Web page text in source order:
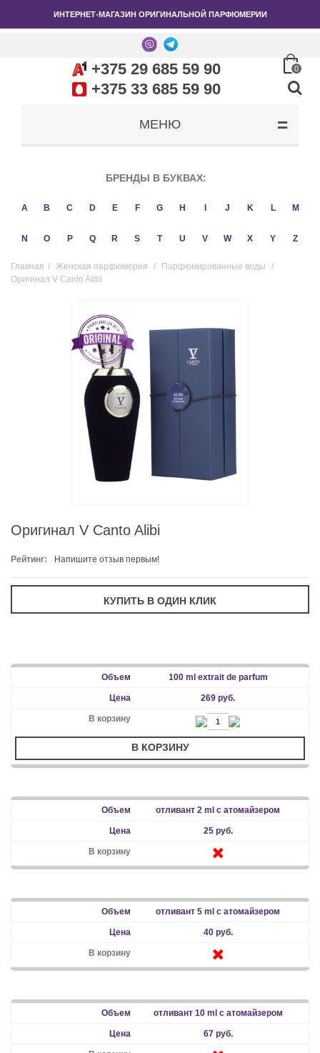
ИНТЕРНЕТ-МАГАЗИН ОРИГИНАЛЬНОЙ ПАРФЮМЕРИИ
+375 29 685 59 90
+375 33 685 59 90
0
МЕНЮ
БРЕНДЫ В БУКВАХ:
A B C D E F G H J K L M
N O P Q R S T U V W X Y Z
Главная / Женская парфюмерия / Парфюмированные воды
/
Оригинал V Canto Alibi
Оригинал V Canto Alibi
Рейтинг: Напишите отзыв первым!
100 ml extrait de parfum
269 руб.
В КОРЗИНУ
отливант 2 ml с атомайзером
25 руб.
отливант 5 ml с атомайзером
40 руб.
отливант 10 ml с атомайзером
67 руб.